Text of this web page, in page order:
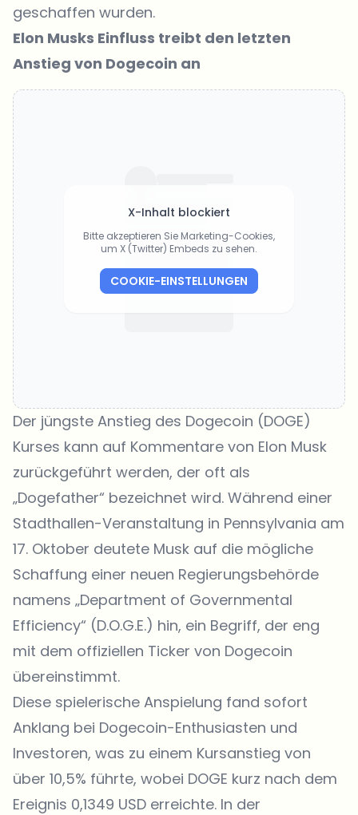
geschaffen wurden.
Elon Musks Einfluss treibt den letzten
Anstieg von Dogecoin an
X-Inhalt blockiert
Bitte akzeptieren Sie Marketing-Cookies,
um X (Twitter) Embeds zu sehen.
COOKIE-EINSTELLUNGEN
Der jüngste Anstieg des Dogecoin (DOGE)
Kurses kann auf Kommentare von Elon Musk
zurückgeführt werden, der oft als
„Dogefather“ bezeichnet wird. Während einer
Stadthallen-Veranstaltung in Pennsylvania am
17. Oktober deutete Musk auf die mögliche
Schaffung einer neuen Regierungsbehörde
namens „Department of Governmental
Efficiency“ (D.O.G.E.) hin, ein Begriff, der eng
mit dem offiziellen Ticker von Dogecoin
übereinstimmt.
Diese spielerische Anspielung fand sofort
Anklang bei Dogecoin-Enthusiasten und
Investoren, was zu einem Kursanstieg von
über 10,5% führte, wobei DOGE kurz nach dem
Ereignis 0,1349 USD erreichte. In der